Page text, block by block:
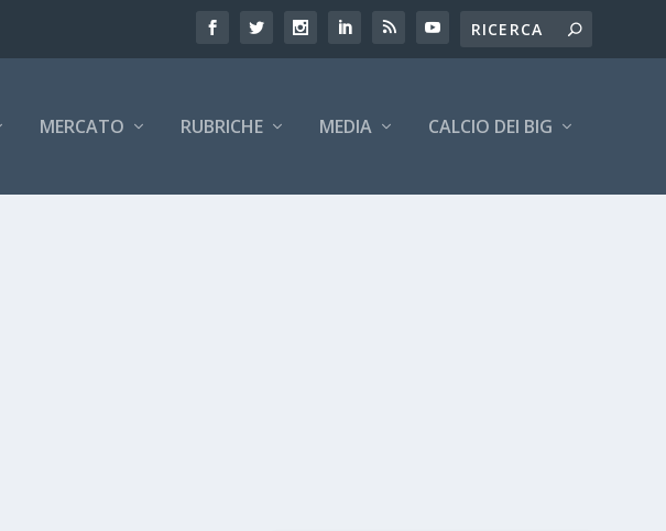
MERCATO RUBRICHE MEDIA CALCIO DEI BIG